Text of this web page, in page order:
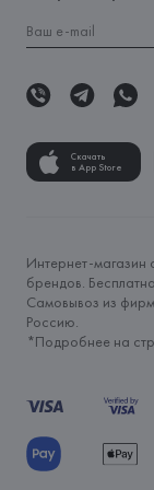
Скачать
в App Store
Интернет-
брендов.
Самовывоз из
Россию.
*Подробнее на